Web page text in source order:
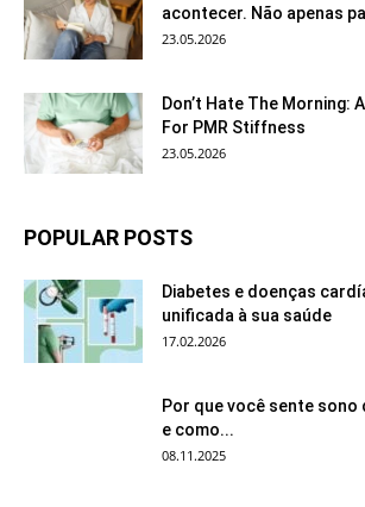
acontecer. Não apenas
23.05.2026
Don’t Hate The Morning:
For PMR Stiffness
23.05.2026
POPULAR POSTS
Diabetes e doenças
unificada à sua saúde
17.02.2026
Por que você sente sono
e como...
08.11.2025